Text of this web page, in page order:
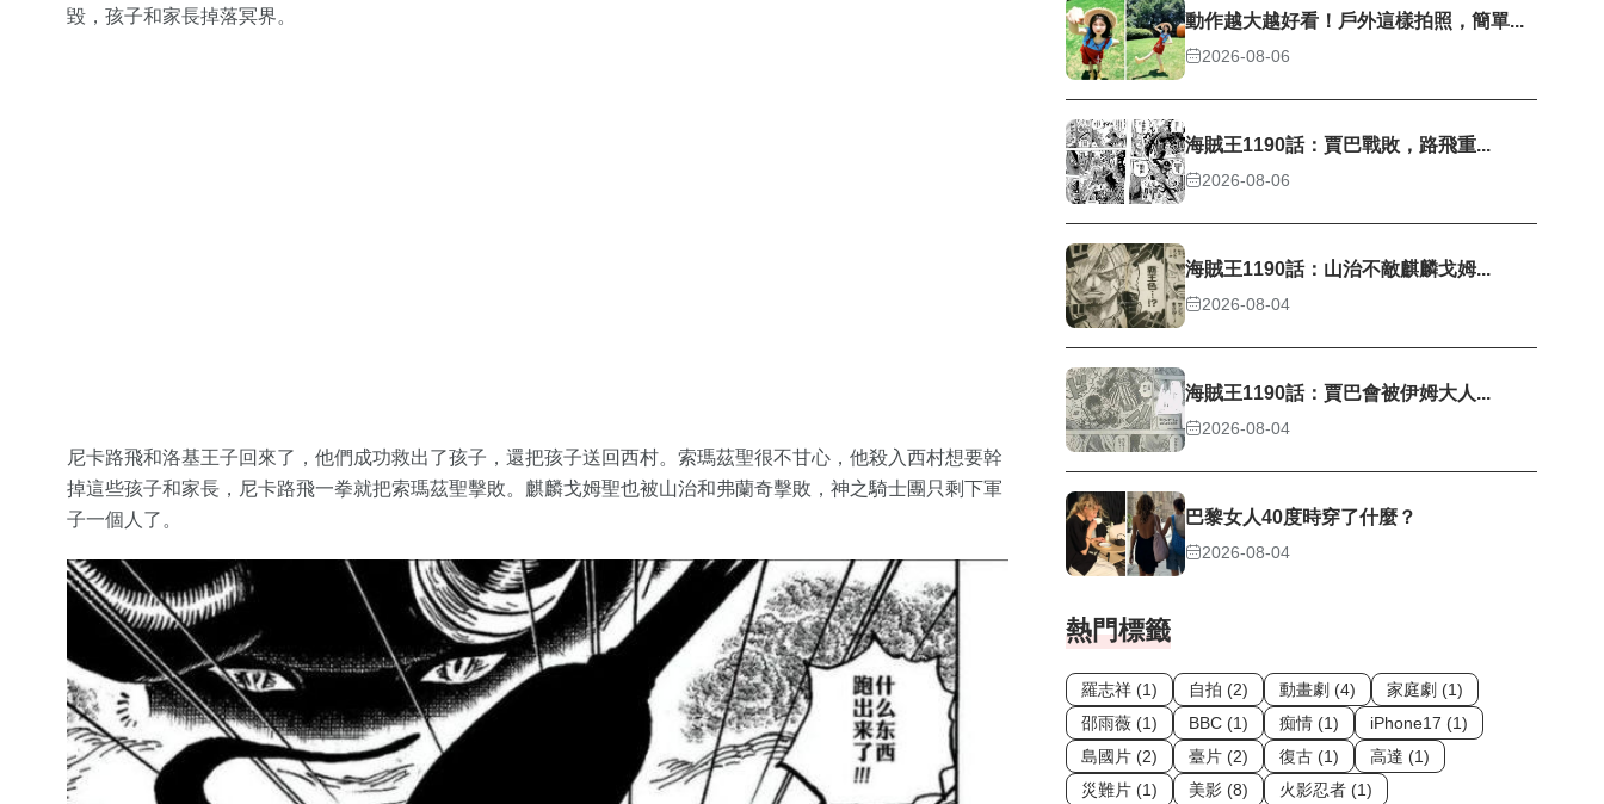
毀，孩子和家長掉落冥界。
尼卡路飛和洛基王子回來了，他們成功救出了孩子，還把孩子送回西村。索瑪茲聖很不甘心，他殺入西村想要幹
掉這些孩子和家長，尼卡路飛一拳就把索瑪茲聖擊敗。麒麟戈姆聖也被山治和弗蘭奇擊敗，神之騎士團只剩下軍
子一個人了。
動作越大越好看！戶外這樣拍照，簡單...
2026-08-06
海賊王1190話：賈巴戰敗，路飛重...
2026-08-06
海賊王1190話：山治不敵麒麟戈姆...
2026-08-04
海賊王1190話：賈巴會被伊姆大人...
2026-08-04
巴黎女人40度時穿了什麼？
2026-08-04
熱門標籤
羅志祥 (1) 自拍 (2) 動畫劇 (4)
家庭劇 (1)
邵雨薇 (1)
BBC (1) 痴情 (1)
iPhone17 (1)
島國片 (2)
臺片 (2) 復古 (1)
高達 (1)
災難片 (1)
美影 (8) 火影忍者 (1)